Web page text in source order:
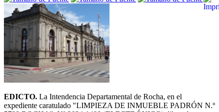
EDICTO. La Intendencia Departamental de Rocha, en el
expediente caratulado "LIMPIEZA DE INMUEBLE PADRÓN N.º